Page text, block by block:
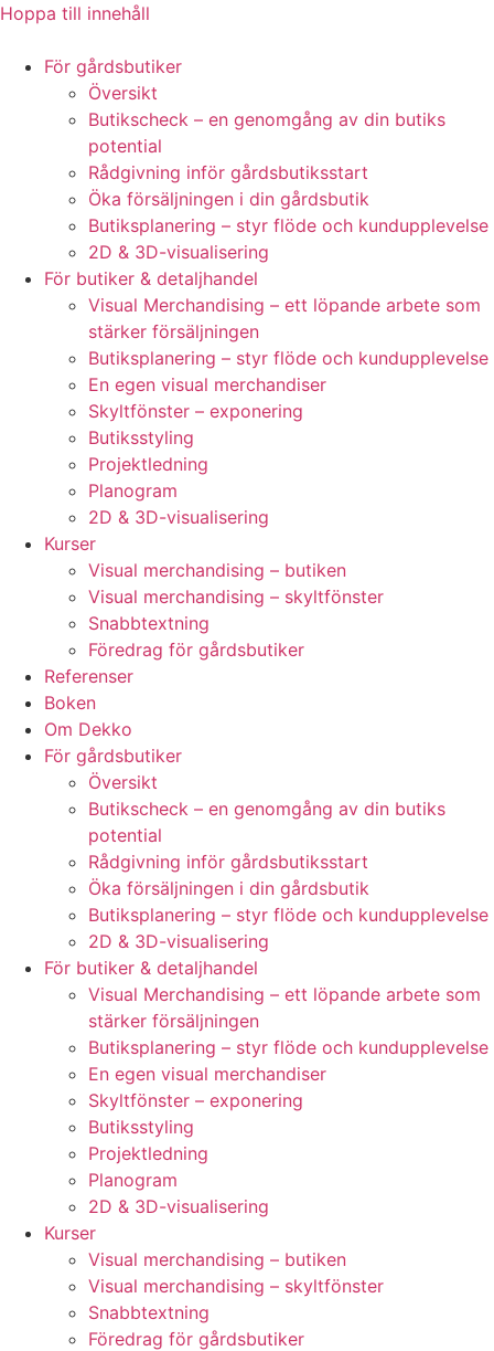
Hoppa till innehåll
För gårdsbutiker
Översikt
Butikscheck – en genomgång av din butiks
potential
Rådgivning inför gårdsbutiksstart
Öka försäljningen i din gårdsbutik
Butiksplanering – styr flöde och kundupplevelse
2D & 3D-visualisering
För butiker & detaljhandel
Visual Merchandising – ett löpande arbete som
stärker försäljningen
Butiksplanering – styr flöde och kundupplevelse
En egen visual merchandiser
Skyltfönster – exponering
Butiksstyling
Projektledning
Planogram
2D & 3D-visualisering
Kurser
Visual merchandising – butiken
Visual merchandising – skyltfönster
Snabbtextning
Föredrag för gårdsbutiker
Referenser
Boken
Om Dekko
För gårdsbutiker
Översikt
Butikscheck – en genomgång av din butiks
potential
Rådgivning inför gårdsbutiksstart
Öka försäljningen i din gårdsbutik
Butiksplanering – styr flöde och kundupplevelse
2D & 3D-visualisering
För butiker & detaljhandel
Visual Merchandising – ett löpande arbete som
stärker försäljningen
Butiksplanering – styr flöde och kundupplevelse
En egen visual merchandiser
Skyltfönster – exponering
Butiksstyling
Projektledning
Planogram
2D & 3D-visualisering
Kurser
Visual merchandising – butiken
Visual merchandising – skyltfönster
Snabbtextning
Föredrag för gårdsbutiker